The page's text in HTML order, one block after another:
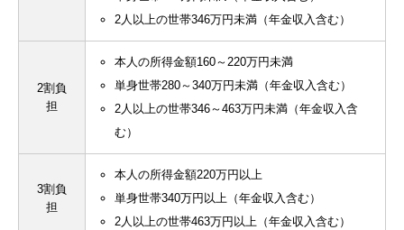
2人以上の世帯346万円未満（年金収入含む）
2割負
担
本人の所得金額160～220万円未満
単身世帯280～340万円未満（年金収入含む）
2人以上の世帯346～463万円未満（年金収入含
む）
3割負
担
本人の所得金額220万円以上
単身世帯340万円以上（年金収入含む）
2人以上の世帯463万円以上（年金収入含む）